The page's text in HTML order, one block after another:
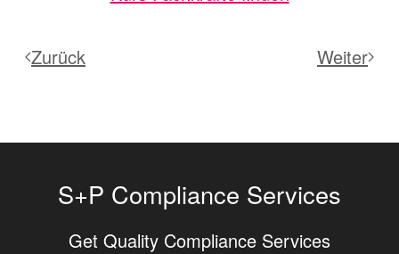
Zurück Weiter
S+P Compliance Services
Get Quality Compliance Services